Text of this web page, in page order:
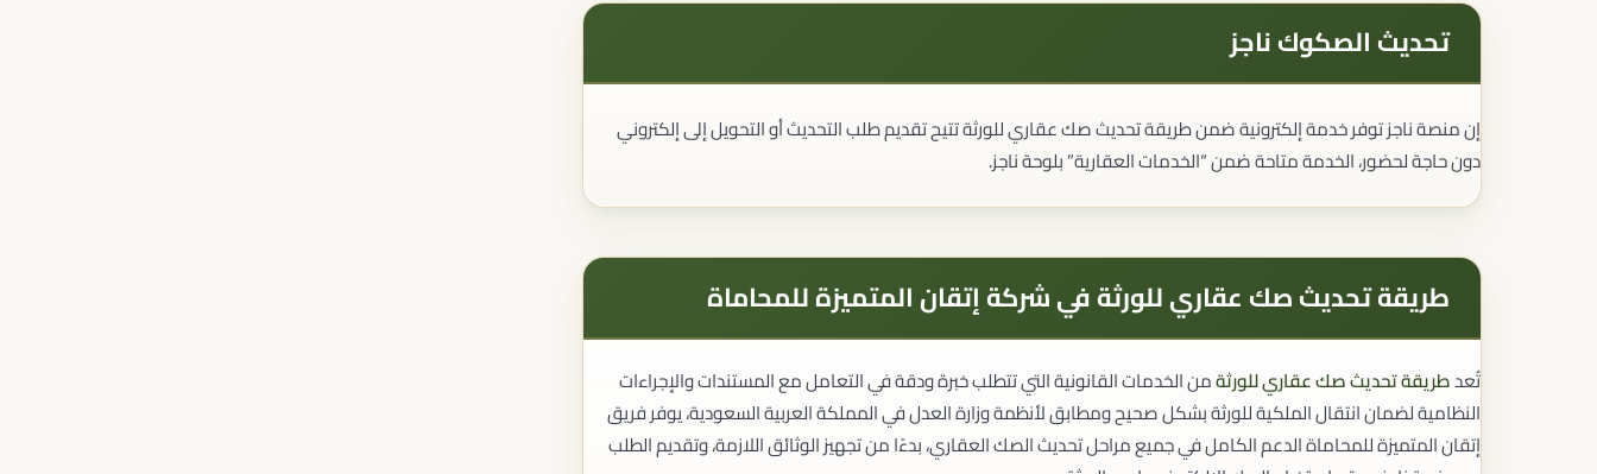
تحديث الصكوك ناجز
إن منصة ناجز توفر خدمة إلكترونية ضمن طريقة تحديث صك عقاري للورثة تتيح تقديم طلب التحديث أو التحويل إلى إلكتروني
دون حاجة لحضور، الخدمة متاحة ضمن “الخدمات العقارية” بلوحة ناجز.
طريقة تحديث صك عقاري للورثة في شركة إتقان المتميزة للمحاماة
تُعدطريقة تحديث صك عقاري للورثةمن الخدمات القانونية التي تتطلب خبرة ودقة في التعامل مع المستندات والإجراءات
النظامية لضمان انتقال الملكية للورثة بشكل صحيح ومطابق لأنظمة وزارة العدل في المملكة العربية السعودية، يوفر فريق
إتقان المتميزة للمحاماة الدعم الكامل في جميع مراحل تحديث الصك العقاري، بدءًا من تجهيز الوثائق اللازمة، وتقديم الطلب